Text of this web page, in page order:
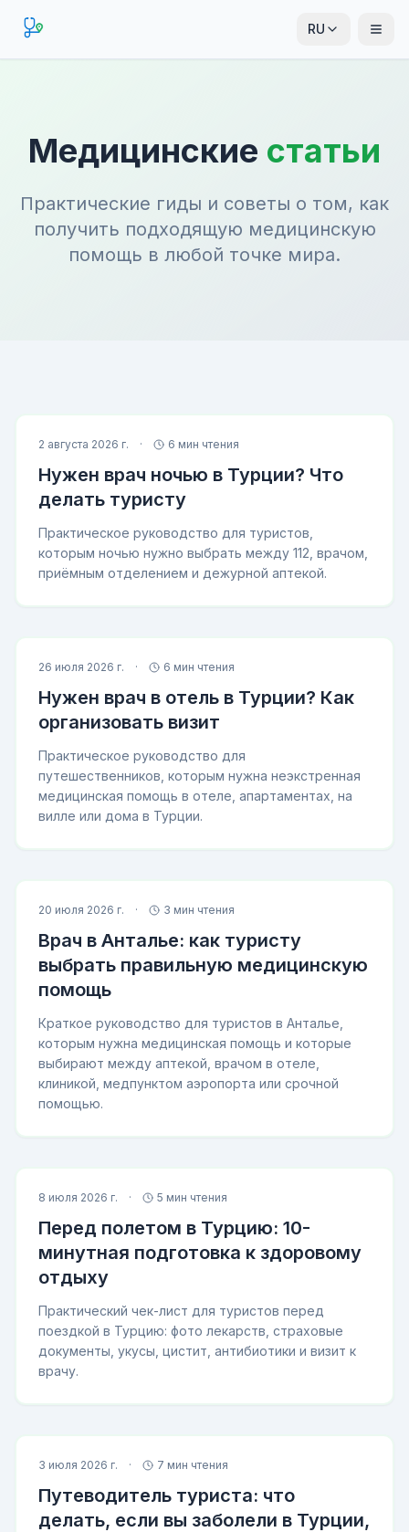
RU
Медицинские статьи
Практические гиды и советы о том, как
получить подходящую медицинскую
помощь в любой точке мира.
2 августа 2026 г. · 6 мин чтения
Нужен врач ночью в Турции? Что
делать туристу
Практическое руководство для туристов,
которым ночью нужно выбрать между 112, врачом,
приёмным отделением и дежурной аптекой.
26 июля 2026 г. · 6 мин чтения
Нужен врач в отель в Турции? Как
организовать визит
Практическое руководство для
путешественников, которым нужна неэкстренная
медицинская помощь в отеле, апартаментах, на
вилле или дома в Турции.
20 июля 2026 г. · 3 мин чтения
Врач в Анталье: как туристу
выбрать правильную медицинскую
помощь
Краткое руководство для туристов в Анталье,
которым нужна медицинская помощь и которые
выбирают между аптекой, врачом в отеле,
клиникой, медпунктом аэропорта или срочной
помощью.
8 июля 2026 г. · 5 мин чтения
Перед полетом в Турцию: 10-
минутная подготовка к здоровому
отдыху
Практический чек-лист для туристов перед
поездкой в Турцию: фото лекарств, страховые
документы, укусы, цистит, антибиотики и визит к
врачу.
3 июля 2026 г. · 7 мин чтения
Путеводитель туриста: что
делать, если вы заболели в Турции,